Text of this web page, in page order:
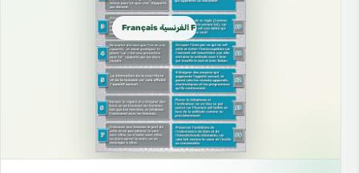
Français الفرنسية French